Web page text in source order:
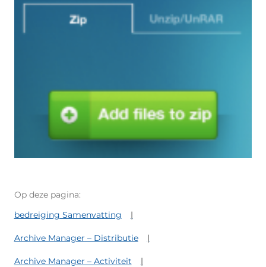
Op deze pagina:
bedreiging Samenvatting
Archive Manager – Distributie
Archive Manager – Activiteit